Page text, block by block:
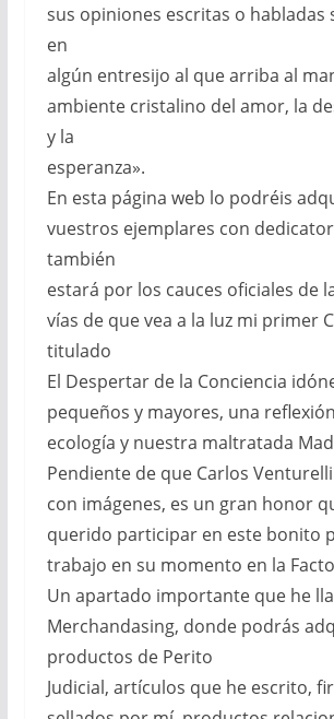
sus opiniones escritas o habladas
en
algún entresijo al que arriba al
ambiente cristalino del amor, la
y la
esperanza».
En esta página web lo podréis
vuestros ejemplares con
también
estará por los cauces oficiales de
vías de que vea a la luz mi primer
titulado
El Despertar de la Conciencia
pequeños y mayores, una
ecología y nuestra maltratada
Pendiente de que Carlos
con imágenes, es un gran honor
querido participar en este bonito
trabajo en su momento en la
Un apartado importante que he
Merchandasing, donde podrás
productos de Perito
Judicial, artículos que he escrito,